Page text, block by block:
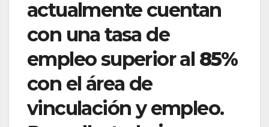
actualmente cuentan
con una tasa de
empleo superior al 85%
con el área de
vinculación y empleo.